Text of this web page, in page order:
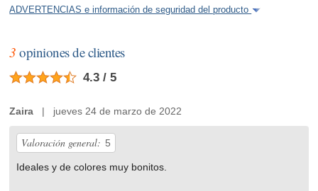
ADVERTENCIAS e información de seguridad del producto
3 opiniones de clientes
4.3 / 5
Zaira | jueves 24 de marzo de 2022
Valoración general: 5
Ideales y de colores muy bonitos.